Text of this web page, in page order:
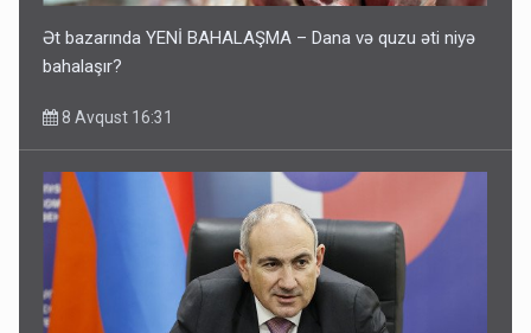
Ət bazarında YENİ BAHALAŞMA – Dana və quzu əti niyə
bahalaşır?
8 Avqust 16:31